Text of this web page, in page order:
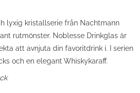
lyxig kristallserie från Nachtmann
rutmönster. Noblesse Drinkglas är
att avnjuta din favoritdrink i. I serien
och en elegant Whiskykaraff.